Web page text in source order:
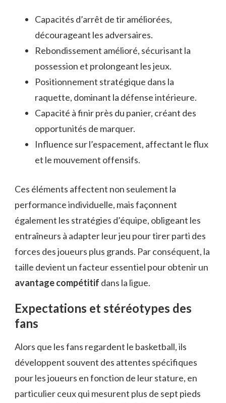
Capacités d’arrêt de tir améliorées,
décourageant les adversaires.
Rebondissement amélioré, sécurisant la
possession et prolongeant les jeux.
Positionnement stratégique dans la
raquette, dominant la défense intérieure.
Capacité à finir près du panier, créant des
opportunités de marquer.
Influence sur l’espacement, affectant le flux
et le mouvement offensifs.
Ces éléments affectent non seulement la
performance individuelle, mais façonnent
également les stratégies d’équipe, obligeant les
entraîneurs à adapter leur jeu pour tirer parti des
forces des joueurs plus grands. Par conséquent, la
taille devient un facteur essentiel pour obtenir un
avantage compétitif dans la ligue.
Expectations et stéréotypes des
fans
Alors que les fans regardent le basketball, ils
développent souvent des attentes spécifiques
pour les joueurs en fonction de leur stature, en
particulier ceux qui mesurent plus de sept pieds